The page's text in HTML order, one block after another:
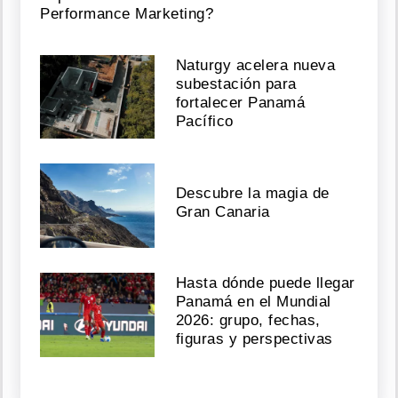
Agosto
2026
Perez
Hilton,
trasladado
a
un
hospital
tras
inquietante
Agosto
06,
2026
Performance Marketing?
Naturgy acelera nueva
subestación para
fortalecer Panamá
Pacífico
Descubre la magia de
Gran Canaria
Hasta dónde puede llegar
Panamá en el Mundial
2026: grupo, fechas,
figuras y perspectivas